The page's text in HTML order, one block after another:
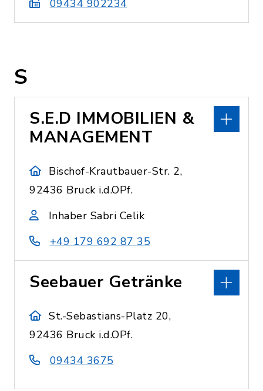
09434 902234
S
S.E.D IMMOBILIEN &
MANAGEMENT
Bischof-Krautbauer-Str. 2,
92436 Bruck i.d.OPf.
Inhaber Sabri Celik
+49 179 692 87 35
Seebauer Getränke
St.-Sebastians-Platz 20,
92436 Bruck i.d.OPf.
09434 3675